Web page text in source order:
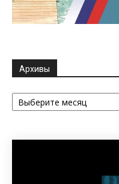
Архивы
Архивы